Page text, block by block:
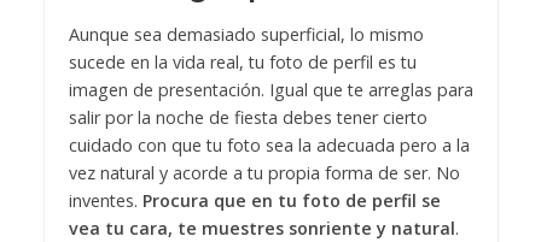
Aunque sea demasiado superficial, lo mismo
sucede en la vida real, tu foto de perfil es tu
imagen de presentación. Igual que te arreglas para
salir por la noche de fiesta debes tener cierto
cuidado con que tu foto sea la adecuada pero a la
vez natural y acorde a tu propia forma de ser. No
inventes. Procura que en tu foto de perfil se
vea tu cara, te muestres sonriente y natural.